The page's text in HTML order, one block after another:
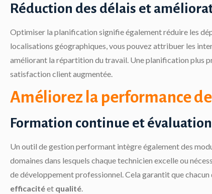
Réduction des délais et
Optimiser la planification signifie également réduire les
localisations géographiques, vous pouvez attribuer les
améliorant la répartition du travail. Une planification plus
satisfaction client augmentée.
Améliorez la performance
Formation continue et
Un outil de gestion performant intègre également des
domaines dans lesquels chaque technicien excelle ou
de développement professionnel. Cela garantit que
efficacitéet qualité.